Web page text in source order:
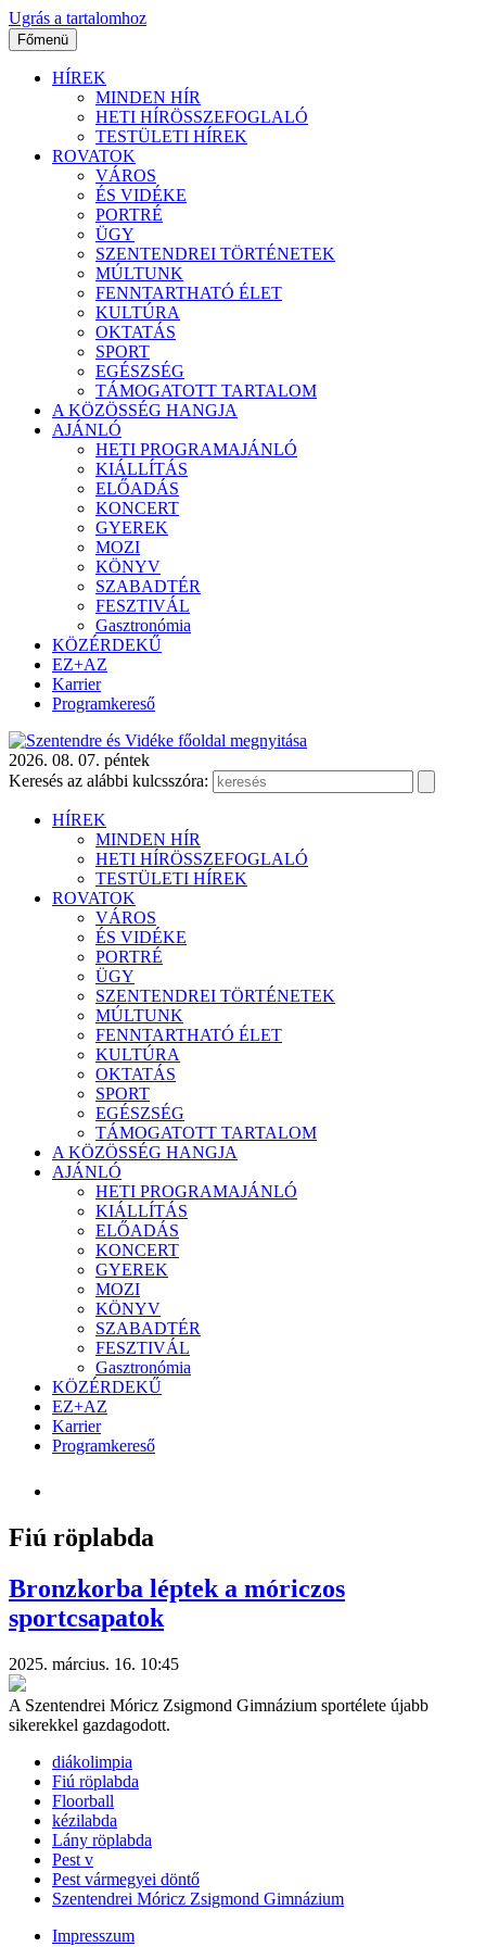
Ugrás a tartalomhoz
Főmenü
HÍREK
MINDEN HÍR
HETI HÍRÖSSZEFOGLALÓ
TESTÜLETI HÍREK
ROVATOK
VÁROS
ÉS VIDÉKE
PORTRÉ
ÜGY
SZENTENDREI TÖRTÉNETEK
MÚLTUNK
FENNTARTHATÓ ÉLET
KULTÚRA
OKTATÁS
SPORT
EGÉSZSÉG
TÁMOGATOTT TARTALOM
A KÖZÖSSÉG HANGJA
AJÁNLÓ
HETI PROGRAMAJÁNLÓ
KIÁLLÍTÁS
ELŐADÁS
KONCERT
GYEREK
MOZI
KÖNYV
SZABADTÉR
FESZTIVÁL
Gasztronómia
KÖZÉRDEKŰ
EZ+AZ
Karrier
Programkereső
2026. 08. 07. péntek
Keresés az alábbi kulcsszóra:
HÍREK
MINDEN HÍR
HETI HÍRÖSSZEFOGLALÓ
TESTÜLETI HÍREK
ROVATOK
VÁROS
ÉS VIDÉKE
PORTRÉ
ÜGY
SZENTENDREI TÖRTÉNETEK
MÚLTUNK
FENNTARTHATÓ ÉLET
KULTÚRA
OKTATÁS
SPORT
EGÉSZSÉG
TÁMOGATOTT TARTALOM
A KÖZÖSSÉG HANGJA
AJÁNLÓ
HETI PROGRAMAJÁNLÓ
KIÁLLÍTÁS
ELŐADÁS
KONCERT
GYEREK
MOZI
KÖNYV
SZABADTÉR
FESZTIVÁL
Gasztronómia
KÖZÉRDEKŰ
EZ+AZ
Karrier
Programkereső
Fiú röplabda
Bronzkorba léptek a móriczos
sportcsapatok
2025. március. 16. 10:45
A Szentendrei Móricz Zsigmond Gimnázium sportélete újabb
sikerekkel gazdagodott.
diákolimpia
Fiú röplabda
Floorball
kézilabda
Lány röplabda
Pest v
Pest vármegyei döntő
Szentendrei Móricz Zsigmond Gimnázium
Impresszum